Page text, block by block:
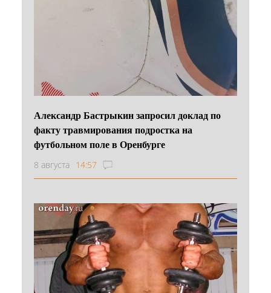
Александр Бастрыкин запросил доклад по
факту травмирования подростка на
футбольном поле в Оренбурге
8 августа 14:57